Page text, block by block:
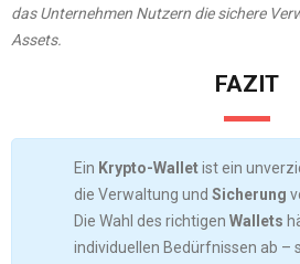
das Unternehmen Nutzern die sichere
Assets.
FAZIT
Ein Krypto-Walletist ein
die Verwaltung und Sicherung
Die Wahl des richtigen Wallets
individuellen Bedürfnissen ab –